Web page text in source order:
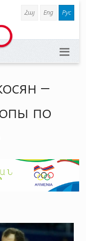
Հայ Eng Рус
–
по